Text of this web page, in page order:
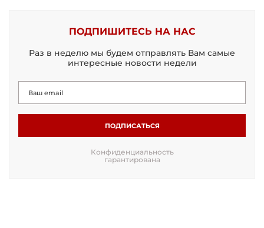
ПОДПИШИТЕСЬ НА НАС
Раз в неделю мы будем отправлять Вам самые
интересные новости недели
ПОДПИСАТЬСЯ
Конфиденциальность
гарантирована